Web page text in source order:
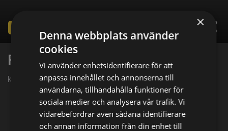
share
Familjen annorlunda
kl. 01:00 på TV4 Fakta
×
Denna webbplats använder
cookies
Vi använder enhetsidentifierare för att
anpassa innehållet och annonserna till
användarna, tillhandahålla funktioner för
sociala medier och analysera vår trafik. Vi
vidarebefordrar även sådana identifierare
och annan information från din enhet till